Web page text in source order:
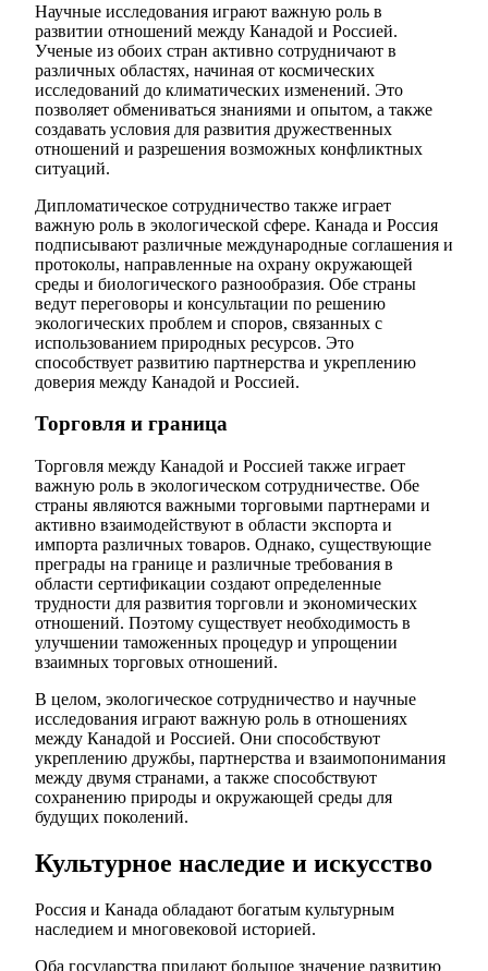
Научные исследования играют важную роль в
развитии отношений между Канадой и Россией.
Ученые из обоих стран активно сотрудничают в
различных областях, начиная от космических
исследований до климатических изменений. Это
позволяет обмениваться знаниями и опытом, а также
создавать условия для развития дружественных
отношений и разрешения возможных конфликтных
ситуаций.
Дипломатическое сотрудничество также играет
важную роль в экологической сфере. Канада и Россия
подписывают различные международные соглашения и
протоколы, направленные на охрану окружающей
среды и биологического разнообразия. Обе страны
ведут переговоры и консультации по решению
экологических проблем и споров, связанных с
использованием природных ресурсов. Это
способствует развитию партнерства и укреплению
доверия между Канадой и Россией.
Торговля и граница
Торговля между Канадой и Россией также играет
важную роль в экологическом сотрудничестве. Обе
страны являются важными торговыми партнерами и
активно взаимодействуют в области экспорта и
импорта различных товаров. Однако, существующие
преграды на границе и различные требования в
области сертификации создают определенные
трудности для развития торговли и экономических
отношений. Поэтому существует необходимость в
улучшении таможенных процедур и упрощении
взаимных торговых отношений.
В целом, экологическое сотрудничество и научные
исследования играют важную роль в отношениях
между Канадой и Россией. Они способствуют
укреплению дружбы, партнерства и взаимопонимания
между двумя странами, а также способствуют
сохранению природы и окружающей среды для
будущих поколений.
Культурное наследие и искусство
Россия и Канада обладают богатым культурным
наследием и многовековой историей.
Оба государства придают большое значение развитию